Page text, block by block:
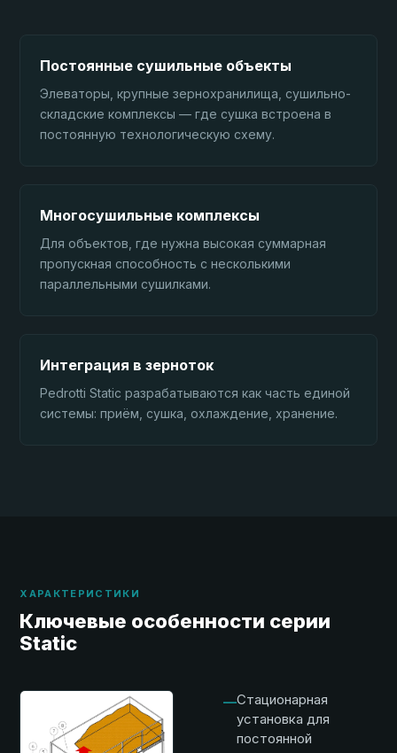
Постоянные сушильные объекты
Элеваторы, крупные зернохранилища, сушильно-
складские комплексы — где сушка встроена в
постоянную технологическую схему.
Многосушильные комплексы
Для объектов, где нужна высокая суммарная
пропускная способность с несколькими
параллельными сушилками.
Интеграция в зерноток
Pedrotti Static разрабатываются как часть единой
системы: приём, сушка, охлаждение, хранение.
ХАРАКТЕРИСТИКИ
Ключевые особенности серии
Static
—Стационарная
установка для
постоянной